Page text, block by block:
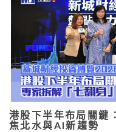
港股下半年布局關鍵
焦北水與AI新趨勢